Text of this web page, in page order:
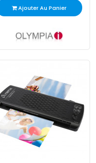
Ajouter Au Panier